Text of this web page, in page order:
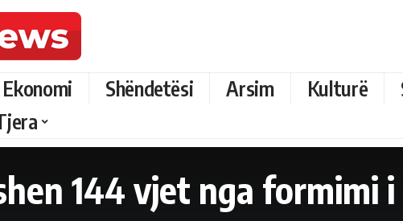
Ekonomi Shëndetësi Arsim Kulturë
144 vjet nga formimi i